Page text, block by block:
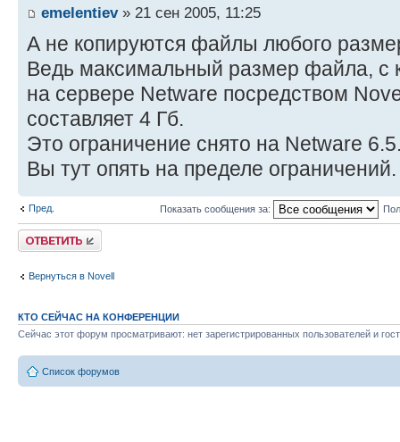
emelentiev» 21 сен 2005, 11:25
А не копируются файлы любого
Ведь максимальный размер файла, с
на сервере Netware посредством
составляет 4 Гб.
Это ограничение снято на Netware
Вы тут опять на пределе ограничений.
Пред. Показать сообщения за:
Ответить
Вернуться в Novell
КТО СЕЙЧАС НА КОНФЕРЕНЦИИ
Сейчас этот форум просматривают: нет зарегистрированных пользователей и
Список форумов